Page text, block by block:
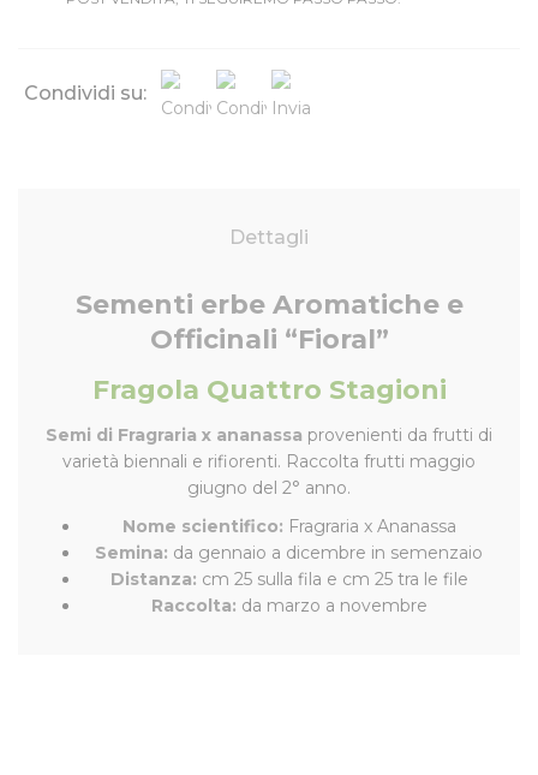
Condividi su:
Dettagli
Sementi erbe Aromatiche e
Officinali “Fioral”
Fragola Quattro Stagioni
Semi di Fragraria x ananassa provenienti da frutti di
varietà biennali e rifiorenti. Raccolta frutti maggio
giugno del 2° anno.
Nome scientifico: Fragraria x Ananassa
Semina: da gennaio a dicembre in semenzaio
Distanza: cm 25 sulla fila e cm 25 tra le file
Raccolta: da marzo a novembre